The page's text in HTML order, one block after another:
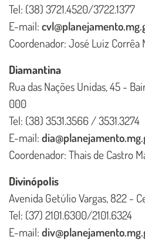
Tel: (38) 3721.4520/3722.1377
E-mail:
Coordenador: José Luiz Corrêa
Diamantina
Rua das Nações Unidas, 45 -
000
Tel: (38) 3531.3566 / 3531.3274
E-mail:
Coordenador: Thais de Castro
Divinópolis
Avenida Getúlio Vargas, 822 -
Tel: (37) 2101.6300/2101.6324
E-mail: